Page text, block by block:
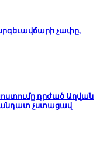
չափը,
դրժած Աղվան
չստացավ